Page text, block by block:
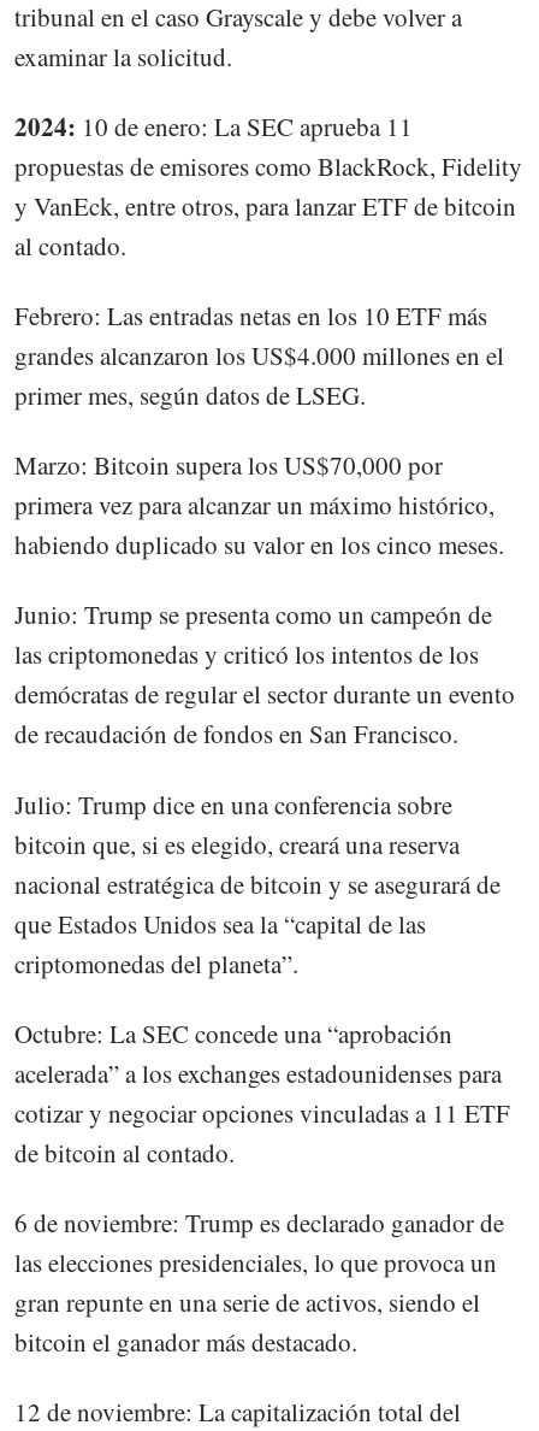
tribunal en el caso Grayscale y debe volver a
examinar la solicitud.
2024: 10 de enero: La SEC aprueba 11
propuestas de emisores como BlackRock, Fidelity
y VanEck, entre otros, para lanzar ETF de bitcoin
al contado.
Febrero: Las entradas netas en los 10 ETF más
grandes alcanzaron los US$4.000 millones en el
primer mes, según datos de LSEG.
Marzo: Bitcoin supera los US$70,000 por
primera vez para alcanzar un máximo histórico,
habiendo duplicado su valor en los cinco meses.
Junio: Trump se presenta como un campeón de
las criptomonedas y criticó los intentos de los
demócratas de regular el sector durante un evento
de recaudación de fondos en San Francisco.
Julio: Trump dice en una conferencia sobre
bitcoin que, si es elegido, creará una reserva
nacional estratégica de bitcoin y se asegurará de
que Estados Unidos sea la “capital de las
criptomonedas del planeta”.
Octubre: La SEC concede una “aprobación
acelerada” a los exchanges estadounidenses para
cotizar y negociar opciones vinculadas a 11 ETF
de bitcoin al contado.
6 de noviembre: Trump es declarado ganador de
las elecciones presidenciales, lo que provoca un
gran repunte en una serie de activos, siendo el
bitcoin el ganador más destacado.
12 de noviembre: La capitalización total del